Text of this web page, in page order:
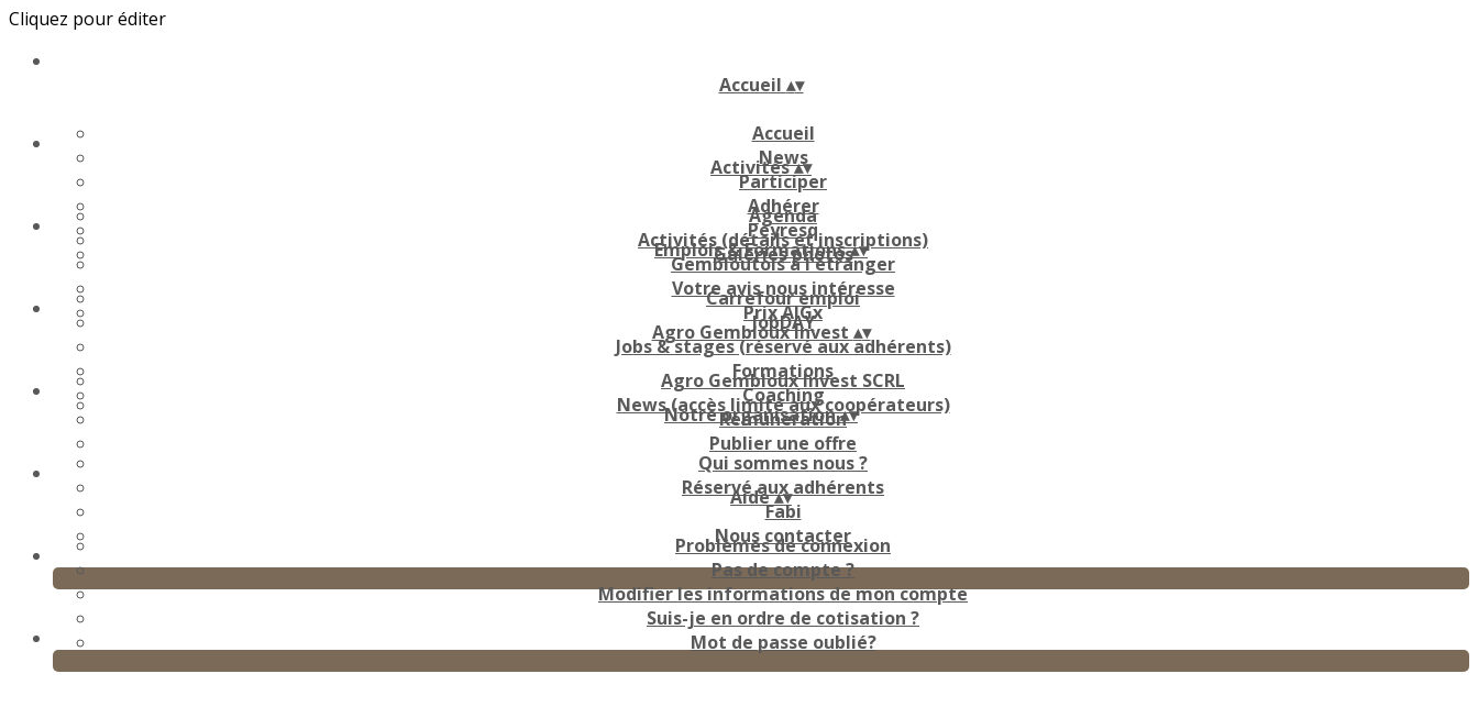
Cliquez pour éditer
Accueil ▴▾
Accueil
News
Participer
Adhérer
Peyresq
Galeries photos
Activités▴▾
Agenda
Activités (détails et inscriptions)
Gembloutois à l'étranger
Votre avis nous intéresse
Prix AIGx
Emplois & Formations▴▾
Carrefour emploi
JobDAY
Jobs & stages (réservé aux adhérents)
Formations
Coaching
Rémunération
Publier une offre
Agro Gembloux Invest ▴▾
Agro Gembloux Invest SCRL
News (accès limité aux coopérateurs)
Notre organisation▴▾
Qui sommes nous ?
Réservé aux adhérents
Fabi
Nous contacter
Aide▴▾
Problèmes de connexion
Pas de compte ?
Modifier les informations de mon compte
Suis-je en ordre de cotisation ?
Mot de passe oublié?